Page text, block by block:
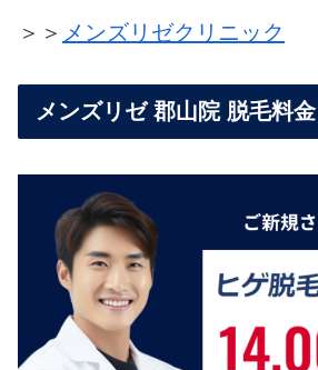
＞＞ メンズリゼクリニック
メンズリゼ 郡山院 脱毛料金